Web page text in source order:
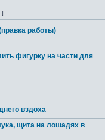
]
работы)
фигурку на части для
вздоха
щита на лошадях в